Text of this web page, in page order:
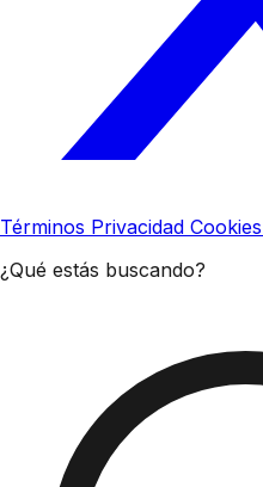
Términos Privacidad Cookies
¿Qué estás buscando?